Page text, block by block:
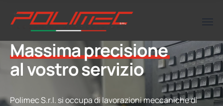
Massima precisione
al vostro servizio
Polimec S.r.l. si occupa di lavorazioni meccaniche di